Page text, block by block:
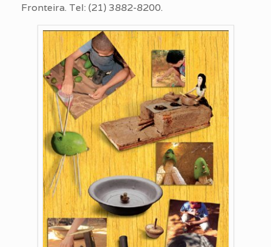
Fronteira. Tel: (21) 3882-8200.